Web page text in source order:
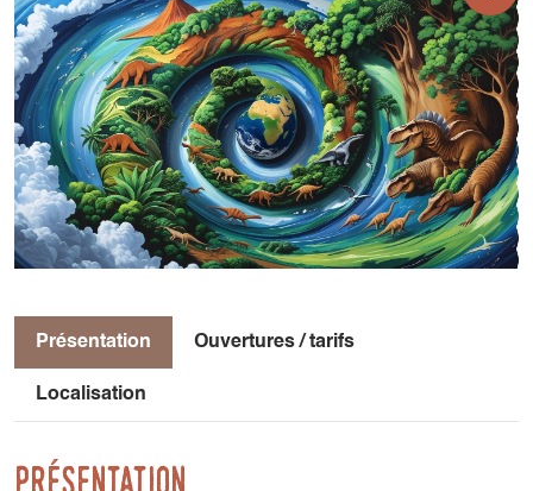
Présentation Ouvertures / tarifs
Localisation